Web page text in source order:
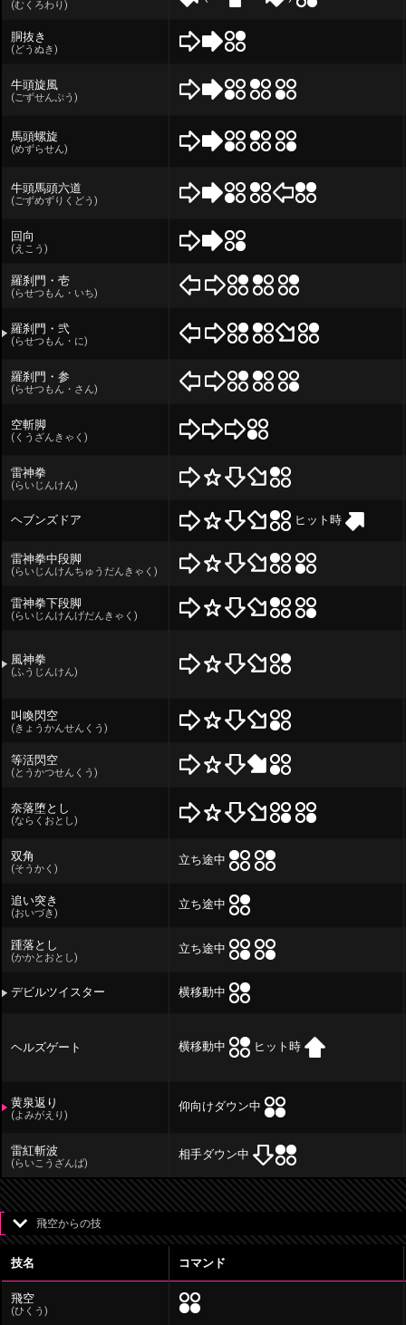
(むくろわり)
胴抜き
(どうぬき)
牛頭旋風
(ごずせんぷう)
馬頭螺旋
(めずらせん)
牛頭馬頭六道
(ごずめずりくどう)
回向
(えこう)
羅刹門・壱
(らせつもん・いち)
羅刹門・弐
(らせつもん・に)
羅刹門・参
(らせつもん・さん)
空斬脚
(くうざんきゃく)
雷神拳
(らいじんけん)
ヘブンズドア ヒット時
雷神拳中段脚
(らいじんけんちゅうだんきゃく)
雷神拳下段脚
(らいじんけんげだんきゃく)
風神拳
(ふうじんけん)
叫喚閃空
(きょうかんせんくう)
等活閃空
(とうかつせんくう)
奈落堕とし
(ならくおとし)
双角
(そうかく)
立ち途中
追い突き
(おいづき)
立ち途中
踵落とし
(かかとおとし)
立ち途中
デビルツイスター 横移動中
ヘルズゲート 横移動中 ヒット時
黄泉返り
(よみがえり)
仰向けダウン中
雷紅斬波
(らいこうざんぱ)
相手ダウン中
飛空からの技
技名 コマンド
飛空
(ひくう)